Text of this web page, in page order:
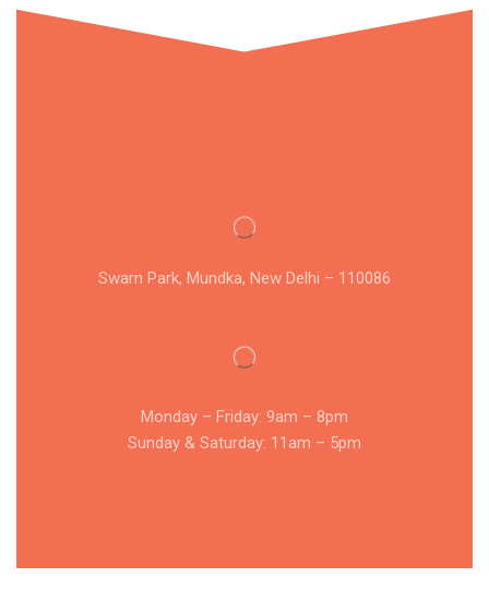
Swarn Park, Mundka, New Delhi – 110086
Monday – Friday: 9am – 8pm
Sunday & Saturday: 11am – 5pm